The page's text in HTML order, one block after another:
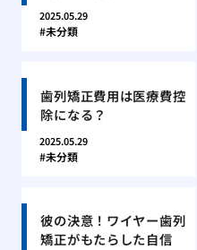
2025.05.29
未分類
歯列矯正費用は医療費控
除になる？
2025.05.29
未分類
彼の決意！ワイヤー歯列
矯正がもたらした自信